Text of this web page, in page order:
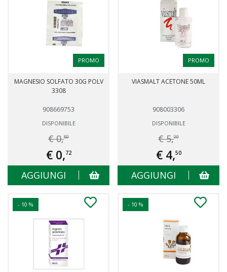
PROMO
MAGNESIO SOLFATO 30G POLV
3308
908669753
DISPONIBILE
€ 0,80
€ 0,72
AGGIUNGI
PROMO
VIASMALT ACETONE 50ML
908003306
DISPONIBILE
€ 5,00
€ 4,50
AGGIUNGI
- 10 % - 10 %